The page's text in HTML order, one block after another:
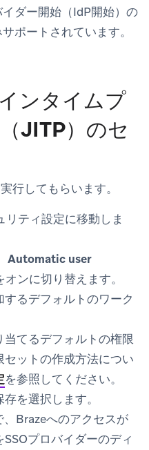
ダー開始（IdP開始）の
ポートされています。
ンタイムプ
JITP）のセ
行してもらいます。
リティ設定に移動しま
Automatic user
ンに切り替えます。
るデフォルトのワーク
てるデフォルトの権限
ットの作成方法につい
を参照してください。
存を選択します。
Brazeへのアクセスが
プロバイダーのディ